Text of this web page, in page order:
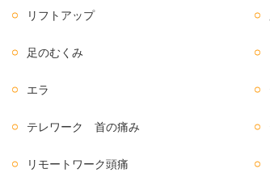
リフトアップ
足のむくみ
エラ
テレワーク 首の痛み
リモートワーク頭痛